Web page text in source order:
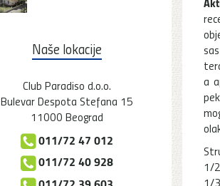
a
1/
1/
Naše lokacije
Club Paradiso d.o.o.
Bulevar Despota Stefana 15
11000 Beograd
011/72 47 012
011/72 40 928